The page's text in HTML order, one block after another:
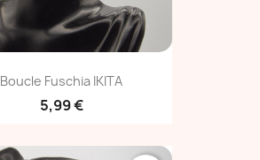
Boucle Fuschia IKITA
5,99 €